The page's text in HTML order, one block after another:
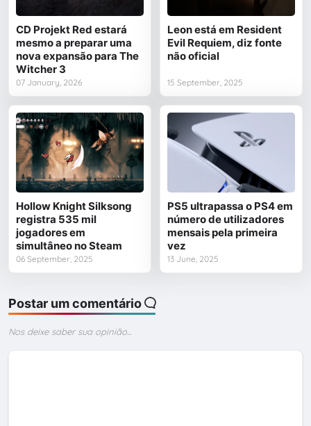
CD Projekt Red estará
mesmo a preparar uma
nova expansão para The
Witcher 3
07 January, 2026
Leon está em Resident
Evil Requiem, diz fonte
não oficial
15 September, 2025
Hollow Knight Silksong
registra 535 mil
jogadores em
simultâneo no Steam
06 September, 2025
PS5 ultrapassa o PS4 em
número de utilizadores
mensais pela primeira
vez
13 June, 2025
Postar um comentário
Nos deixe saber sua opinião...